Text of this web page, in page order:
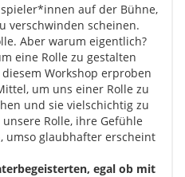
auf der Bühne,
verschwinden scheinen.
Aber warum eigentlich?
eine Rolle zu gestalten
Workshop erproben
um uns einer Rolle zu
und sie vielschichtig zu
Rolle, ihre Gefühle
umso glaubhafter erscheint
egal ob mit